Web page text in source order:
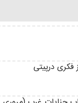
درپیتی